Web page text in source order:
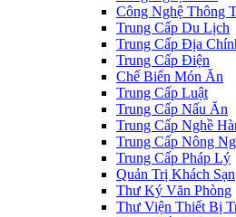
Công Nghệ Thông
Trung Cấp Du Lịch
Trung Cấp Địa
Trung Cấp Điện
Chế Biến Món Ăn
Trung Cấp Luật
Trung Cấp Nấu Ăn
Trung Cấp Nghề
Trung Cấp Nông
Trung Cấp Pháp Lý
Quản Trị Khách Sạn
Thư Ký Văn Phòng
Thư Viện Thiết Bị